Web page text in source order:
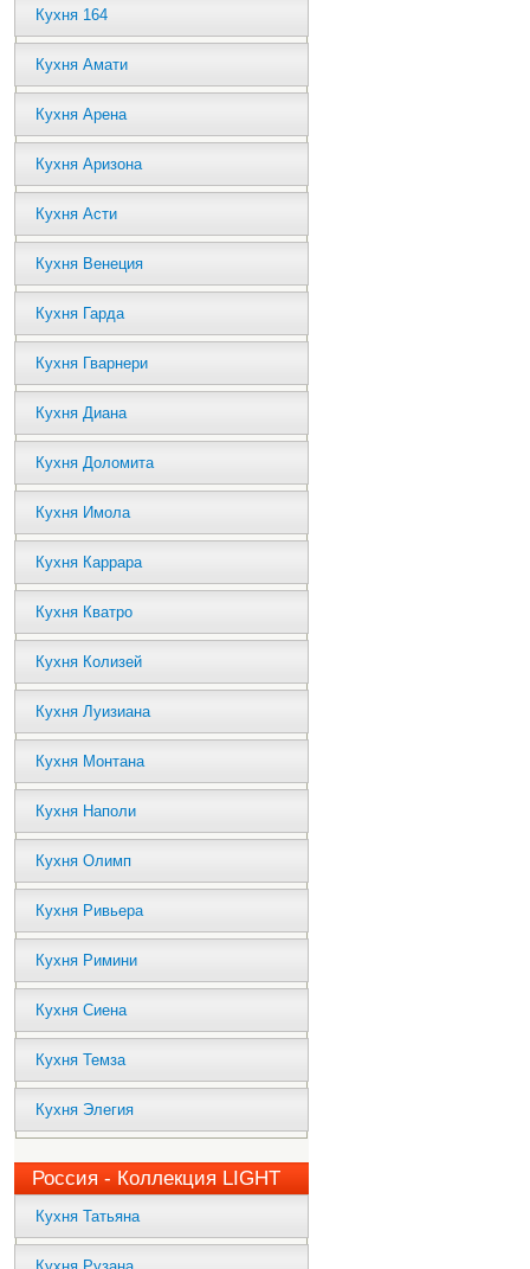
Кухня 164
Кухня Амати
Кухня Арена
Кухня Аризона
Кухня Асти
Кухня Венеция
Кухня Гарда
Кухня Гварнери
Кухня Диана
Кухня Доломита
Кухня Имола
Кухня Каррара
Кухня Кватро
Кухня Колизей
Кухня Луизиана
Кухня Монтана
Кухня Наполи
Кухня Олимп
Кухня Ривьера
Кухня Римини
Кухня Сиена
Кухня Темза
Кухня Элегия
Россия - Коллекция LIGHT
Кухня Татьяна